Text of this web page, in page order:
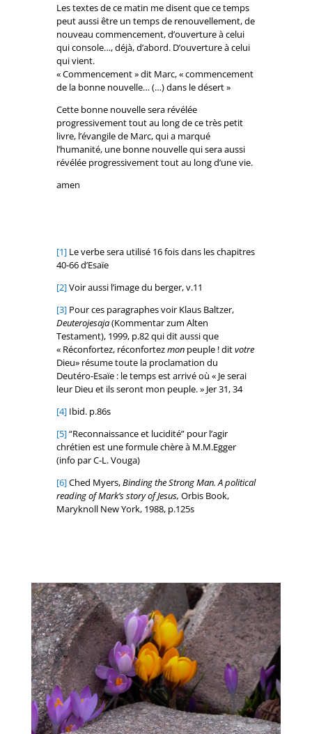
Les textes de ce matin me disent que ce temps
peut aussi être un temps de renouvellement, de
nouveau commencement, d’ouverture à celui
qui console…, déjà, d’abord. D’ouverture à celui
qui vient.
« Commencement » dit Marc, « commencement
de la bonne nouvelle… (…) dans le désert »
Cette bonne nouvelle sera révélée
progressivement tout au long de ce très petit
livre, l’évangile de Marc, qui a marqué
l’humanité, une bonne nouvelle qui sera aussi
révélée progressivement tout au long d’une vie.
amen
[1]Le verbe sera utilisé 16 fois dans les chapitres
40-66 d’Esaïe
[2]Voir aussi l’image du berger, v.11
[3]Pour ces paragraphes voir Klaus Baltzer,
Deuterojesaja(Kommentar zum Alten
Testament), 1999, p.82 qui dit aussi que
« Réconfortez, réconfortezmonpeuple ! ditvotre
Dieu» résume toute la proclamation du
Deutéro-Esaïe : le temps est arrivé où « Je serai
leur Dieu et ils seront mon peuple. » Jer 31, 34
[4]Ibid. p.86s
[5]“Reconnaissance et lucidité” pour l’agir
chrétien est une formule chère à M.M.Egger
(info par C-L. Vouga)
[6]Ched Myers,Binding the Strong Man. A political
reading of Mark’s story of Jesus, Orbis Book,
Maryknoll New York, 1988, p.125s